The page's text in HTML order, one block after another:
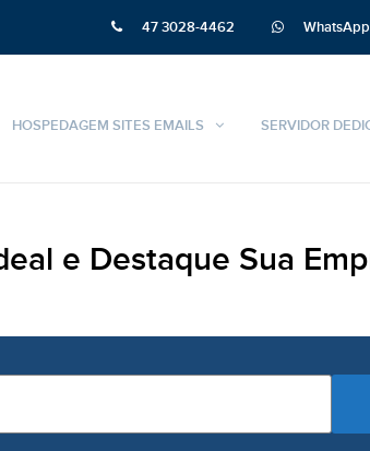
47 3028-4462 WhatsApp
HOSPEDAGEM SITES EMAILS SERVIDOR
e Destaque Sua